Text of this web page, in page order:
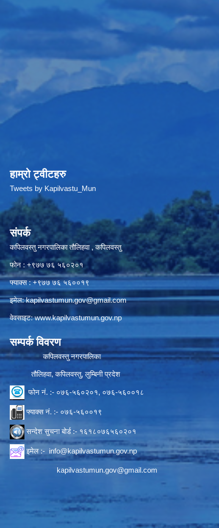
हाम्रो ट्वीटहरु
Tweets by Kapilvastu_Mun
संपर्क
कपिलवस्तु नगरपालिका तौलिहवा , कपिलवस्तु
फोन : +९७७ ७६ ५६०२०१
फ्याक्स : +९७७ ७६ ५६००१९
इमेल:kapilvastumun.gov@gmail.com
वेवसाइट:www.kapilvastumun.gov.np
सम्पर्क विवरण
कपिलवस्तु नगरपालिका
तौलिहवा, कपिलवस्तु, लुम्बिनी प्रदेश
फोन नं. :- ०७६-५६०२०१, ०७६-५६००१८
फ्याक्स नं. :- ०७६-५६००१९
सन्देश सुचना बोर्ड :- १६१८०७६५६०२०१
इमेल :- info@kapilvastumun.gov.np
kapilvastumun.gov@gmail.com